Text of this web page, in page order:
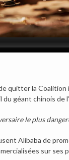
quitter la
géant chinois de
le plus
Alibaba de
sur ses